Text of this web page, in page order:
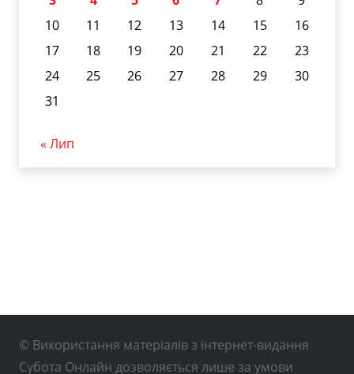
10
11 12 13 14 15
16
17
18 19 20 21 22
23
24
25 26 27 28 29
30
31
« Лип
© Використання матеріалів з інтернет-видання
Субота Онлайн дозволяється лише за умови